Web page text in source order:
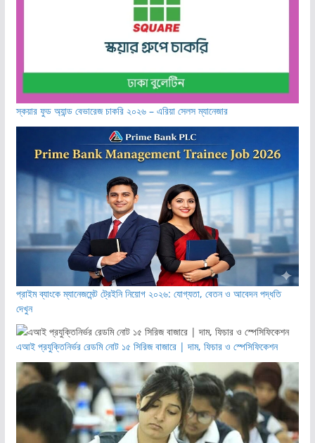
স্কয়ার ফুড অ্যান্ড বেভারেজ চাকরি ২০২৬ – এরিয়া সেলস ম্যানেজার
প্রাইম ব্যাংকে ম্যানেজমেন্ট ট্রেইনি নিয়োগ ২০২৬: যোগ্যতা, বেতন ও আবেদন পদ্ধতি
দেখুন
এআই প্রযুক্তিনির্ভর রেডমি নোট ১৫ সিরিজ বাজারে | দাম, ফিচার ও স্পেসিফিকেশন